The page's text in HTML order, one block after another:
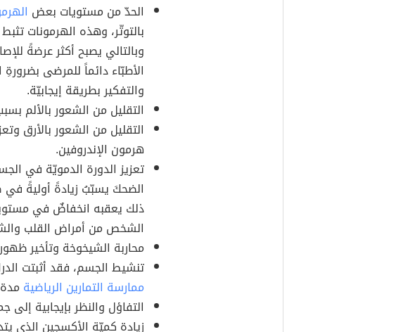
الحدّ من مستويات بعض
بالتوتّر، وهذه الهرمونات
وبالتالي يصبح أكثر عرضةً
الأطبّاء دائماً للمرضى بضرورةِ
والتفكير بطريقة إيجابيّة.
التقليل من الشعور بالألم
التقليل من الشعور بالأرق
هرمون الإندروفين.
تعزيز الدورة الدمويّة في
الضحكَ يسبّبُ زيادةً أوليةً
ذلك يعقبه انخفاضٌ في
الشخص من أمراض القلب
محاربة الشيخوخة وتأخير
تنشيط الجسم، فقد أثبتت
ممارسة التمارين الرياضية
التفاؤل والنظر بإيجابية
زيادة كميّة الأكسجين الذي